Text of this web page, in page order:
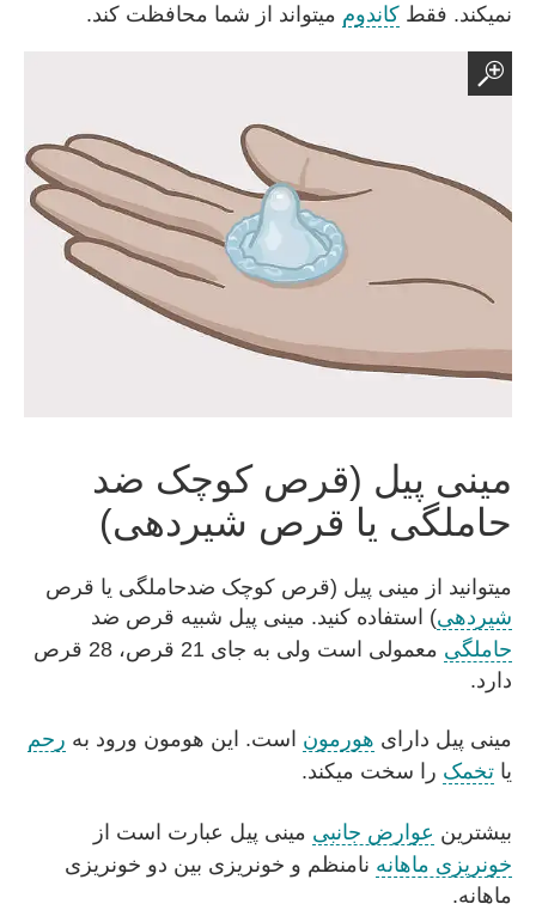
نمیکند. فقط کاندوم میتواند از شما محافظت کند.
مینی پیل (قرص کوچک ضد
حاملگی یا قرص شیردهی)
میتوانید از مینی پیل (قرص کوچک ضدحاملگی یا قرص
شیردهی) استفاده کنید. مینی پیل شبیه قرص ضد
حاملگی
معمولی است ولی به جای 21 قرص، 28 قرص
دارد.
مینی پیل دارای هورمون است. این هومون ورود به رحم
یا تخمک را سخت میکند.
بیشترین عوارض جانبی مینی پیل عبارت است از
خونریزی ماهانه نامنظم و خونریزی بین دو خونریزی
ماهانه.